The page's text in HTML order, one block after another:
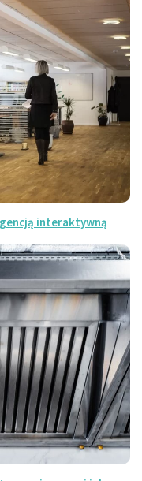
interaktywną